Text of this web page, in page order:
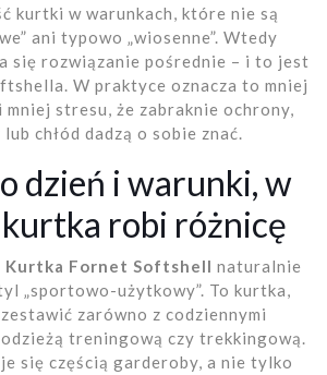
kurtki w warunkach, które nie są
ani typowo „wiosenne”. Wtedy
się rozwiązanie pośrednie – i to jest
W praktyce oznacza to mniej
stresu, że zabraknie ochrony,
chłód dadzą o sobie znać.
dzień i warunki, w
robi różnicę
Kurtka Fornet Softshell naturalnie
„sportowo-użytkowy”. To kurtka,
zarówno z codziennymi
treningową czy trekkingową.
się częścią garderoby, a nie tylko